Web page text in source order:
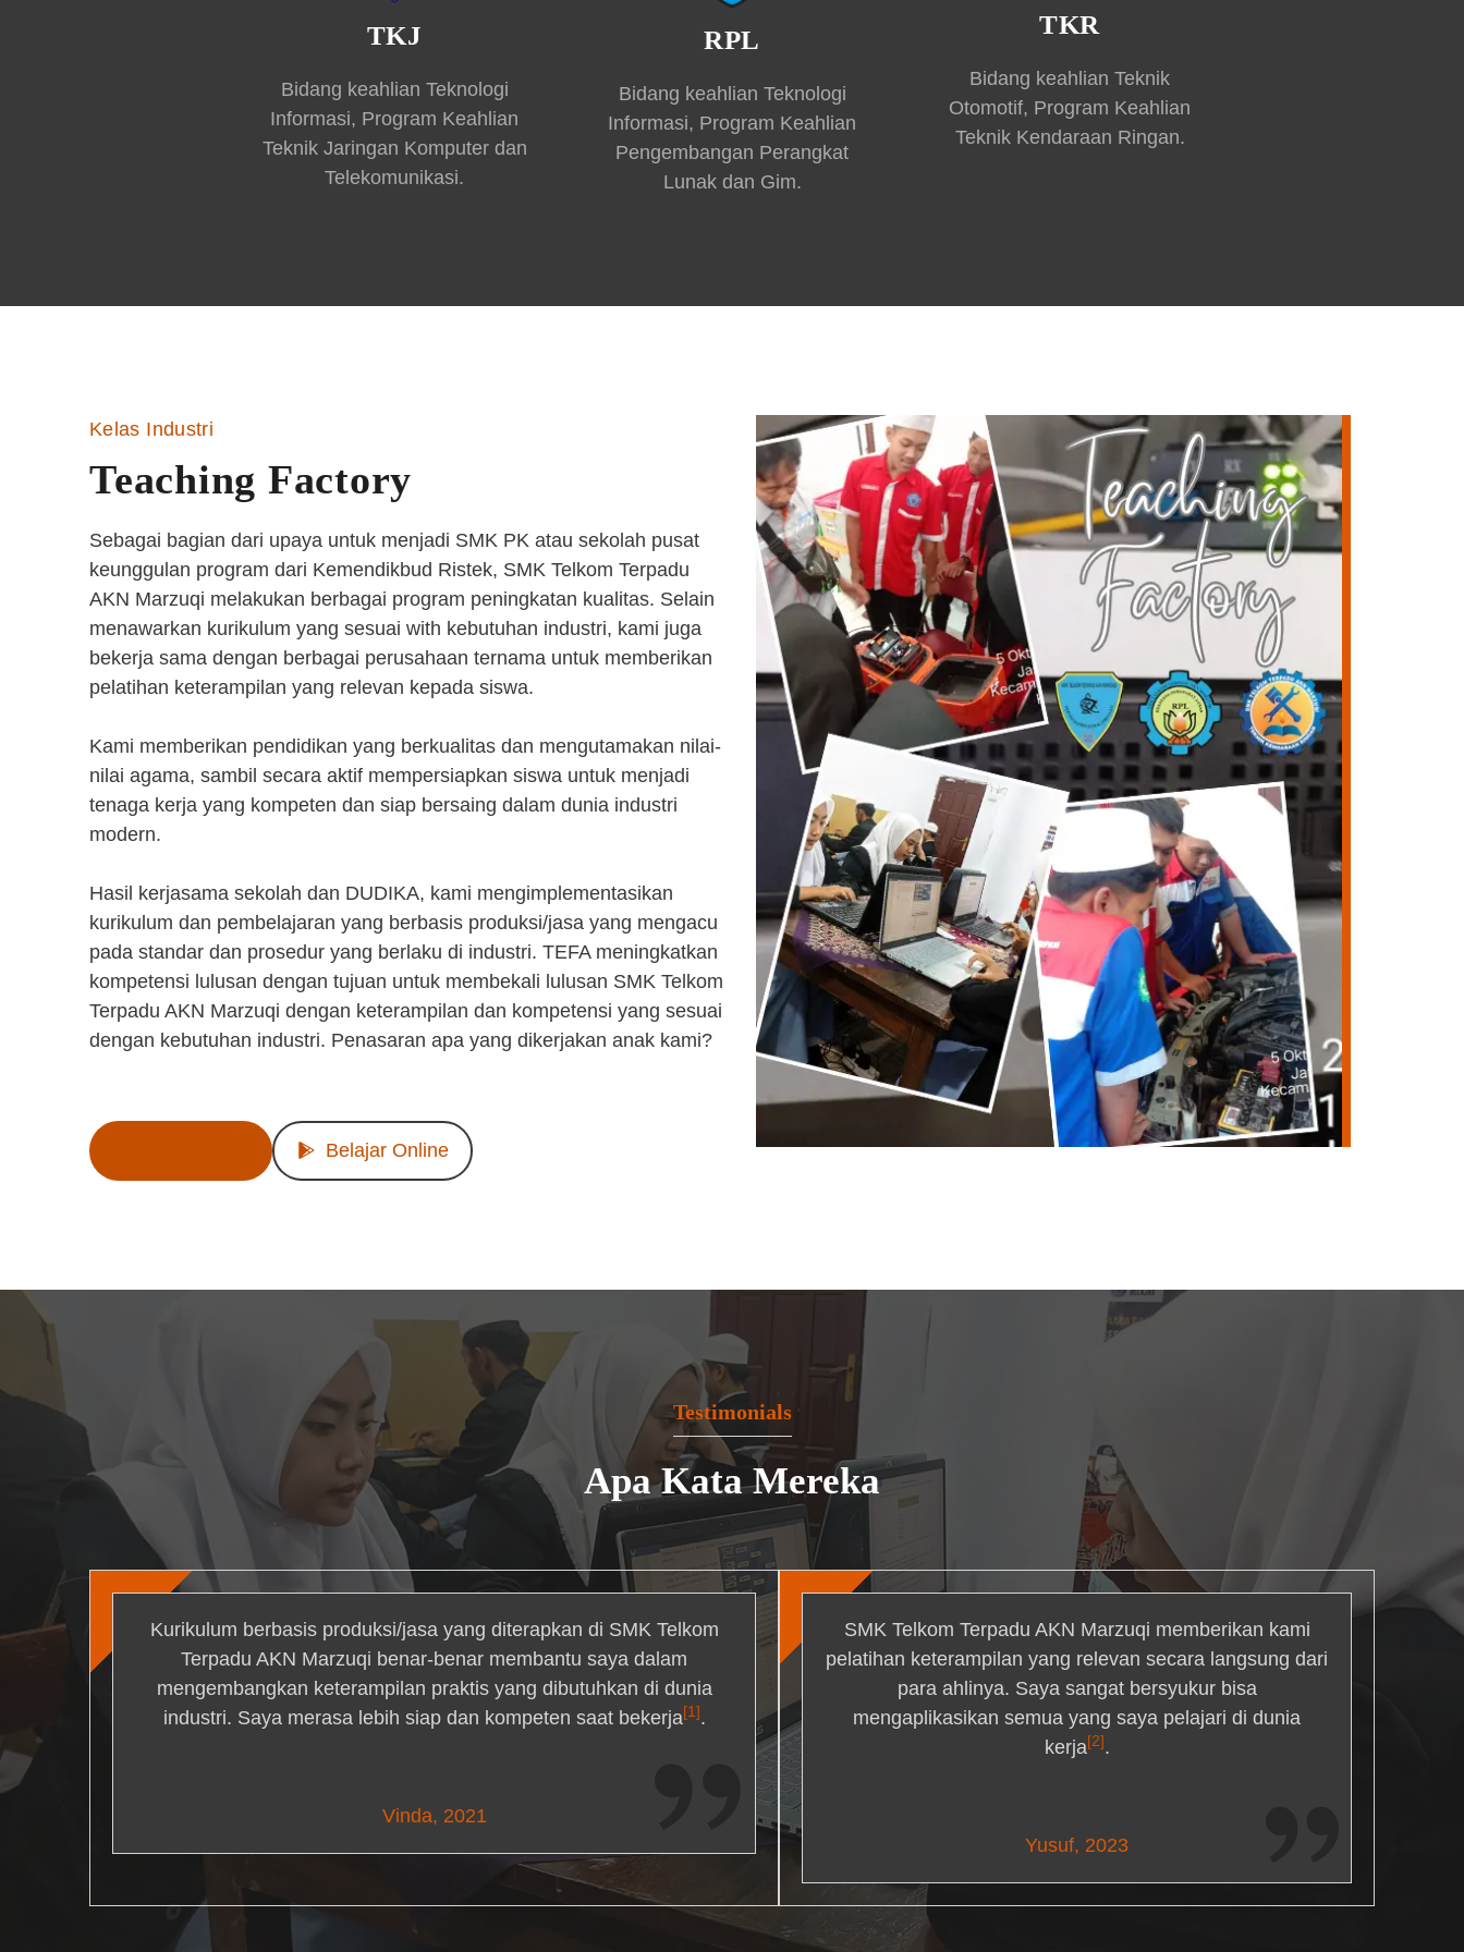
TKJ
Bidang keahlian Teknologi
Informasi, Program Keahlian
Teknik Jaringan Komputer dan
Telekomunikasi.
RPL
Bidang keahlian Teknologi
Informasi, Program Keahlian
Pengembangan Perangkat
Lunak dan Gim.
TKR
Bidang keahlian Teknik
Otomotif, Program Keahlian
Teknik Kendaraan Ringan.
Kelas Industri
Teaching Factory
Sebagai bagian dari upaya untuk menjadi SMK PK atau sekolah pusat
keunggulan program dari Kemendikbud Ristek, SMK Telkom Terpadu
AKN Marzuqi melakukan berbagai program peningkatan kualitas. Selain
menawarkan kurikulum yang sesuai with kebutuhan industri, kami juga
bekerja sama dengan berbagai perusahaan ternama untuk memberikan
pelatihan keterampilan yang relevan kepada siswa.
Kami memberikan pendidikan yang berkualitas dan mengutamakan nilai-
nilai agama, sambil secara aktif mempersiapkan siswa untuk menjadi
tenaga kerja yang kompeten dan siap bersaing dalam dunia industri
modern.
Hasil kerjasama sekolah dan DUDIKA, kami mengimplementasikan
kurikulum dan pembelajaran yang berbasis produksi/jasa yang mengacu
pada standar dan prosedur yang berlaku di industri. TEFA meningkatkan
kompetensi lulusan dengan tujuan untuk membekali lulusan SMK Telkom
Terpadu AKN Marzuqi dengan keterampilan dan kompetensi yang sesuai
dengan kebutuhan industri. Penasaran apa yang dikerjakan anak kami?
Belajar Online
Testimonials
Apa Kata Mereka
Kurikulum berbasis produksi/jasa yang diterapkan di SMK Telkom
Terpadu AKN Marzuqi benar-benar membantu saya dalam
mengembangkan keterampilan praktis yang dibutuhkan di dunia
industri. Saya merasa lebih siap dan kompeten saat bekerja[1].
Vinda, 2021
SMK Telkom Terpadu AKN Marzuqi memberikan kami
pelatihan keterampilan yang relevan secara langsung dari
para ahlinya. Saya sangat bersyukur bisa
mengaplikasikan semua yang saya pelajari di dunia
kerja[2].
Yusuf, 2023